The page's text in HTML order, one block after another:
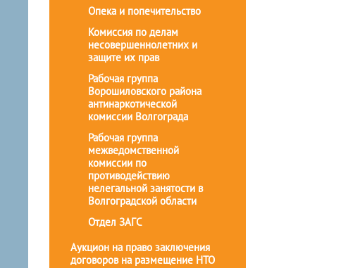
Опека и попечительство
Комиссия по делам
несовершеннолетних и
защите их прав
Рабочая группа
Ворошиловского района
антинаркотической
комиссии Волгограда
Рабочая группа
межведомственной
комиссии по
противодействию
нелегальной занятости в
Волгоградской области
Отдел ЗАГС
Аукцион на право заключения
договоров на размещение НТО